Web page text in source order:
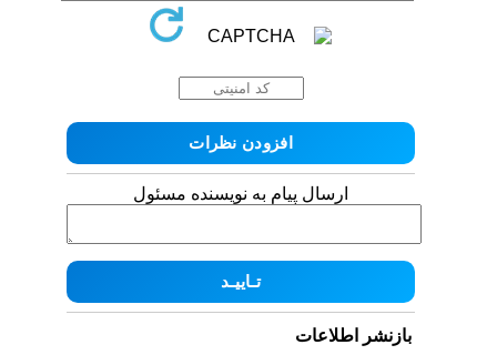
ارسال پیام به نویسنده مسئول
بازنشر اطلاعات